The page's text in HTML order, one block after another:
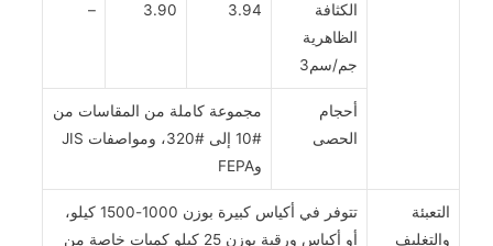
الكثافة
الظاهرية
جم/سم3
3.94
3.90
–
أحجام
الحصى
مجموعة كاملة من المقاسات من
#10 إلى #320، ومواصفات JIS
وFEPA
التعبئة
والتغليف
تتوفر في أكياس كبيرة بوزن 1000-1500 كيلو،
أو أكياس ورقية بوزن 25 كيلو كميات خاصة من